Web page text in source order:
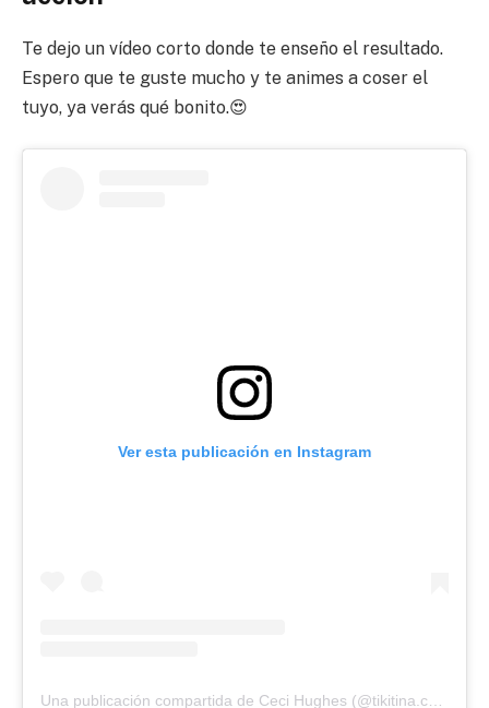
Te dejo un vídeo corto donde te enseño el resultado.
Espero que te guste mucho y te animes a coser el
tuyo, ya verás qué bonito.😍
Ver esta publicación en Instagram